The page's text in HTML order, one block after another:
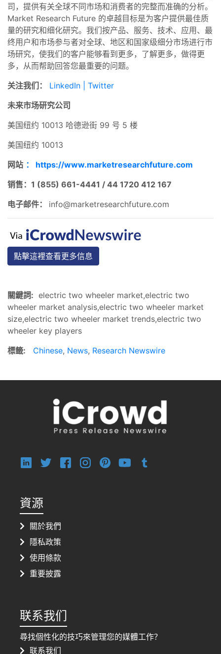
司，提供有关全球不同市场和消费者的完整而准确的分析。
Market Research Future 的卓越目标是为客户提供最佳质
量的研究和细化研究。我们按产品、服务、技术、应用、最
终用户和市场参与者对全球、地区和国家级细分市场进行市
场研究，使我们的客户能够看到更多，了解更多，做得更
多，从而帮助回答您最重要的问题。
关注我们：
LinkedIn | Twitter
未来市场研究公司
美国纽约 10013 哈德逊街 99 号 5 楼
美国纽约 10013
网站 ： https://www.marketresearchfuture.com
销售：1 (855) 661-4441 / 44 1720 412 167
电子邮件： info@marketresearchfuture.com
點擊這裡查看更多信息
關鍵詞: electric two wheeler market,electric two
wheeler market analysis,electric two wheeler market
size,electric two wheeler market trends,electric two
wheeler key players
標籤:
Chinese, News, Research Newswire
資源
關於我們
隱私政策
使用條款
重要披露
联系我们
尋找個性化的技巧來管理您的媒體工作？
联系我们